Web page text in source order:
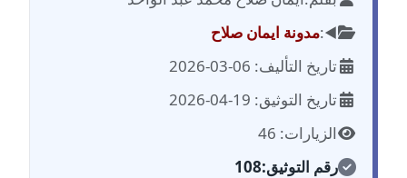
عاملة
مدونة احمد زكريا
مدونة أحمد زيدان
◀️:مدونة ايمان صلاح
تاريخ التأليف: 06-03-2026
تاريخ التوثيق: 19-04-2026
الزيارات: 46
رقم التوثيق:108